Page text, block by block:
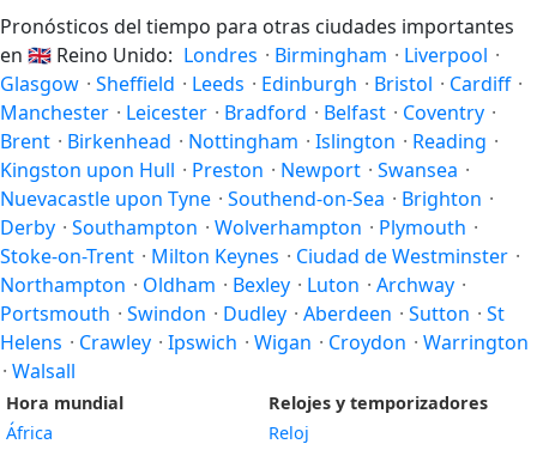
Pronósticos del tiempo para otras ciudades importantes
en 🇬🇧 Reino Unido: Londres · Birmingham · Liverpool ·
Glasgow · Sheffield · Leeds · Edinburgh · Bristol · Cardiff ·
Manchester · Leicester · Bradford · Belfast · Coventry ·
Brent · Birkenhead · Nottingham · Islington · Reading ·
Kingston upon Hull · Preston · Newport · Swansea ·
Nuevacastle upon Tyne · Southend-on-Sea · Brighton ·
Derby · Southampton · Wolverhampton · Plymouth ·
Stoke-on-Trent · Milton Keynes · Ciudad de Westminster ·
Northampton · Oldham · Bexley · Luton · Archway ·
Portsmouth · Swindon · Dudley · Aberdeen · Sutton · St
Helens · Crawley · Ipswich · Wigan · Croydon · Warrington
· Walsall
Hora mundial
África
Relojes y temporizadores
Reloj